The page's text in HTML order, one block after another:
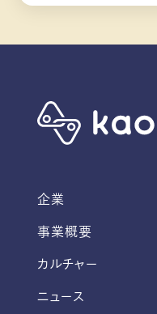
企業
事業概要
カルチャー
ニュース